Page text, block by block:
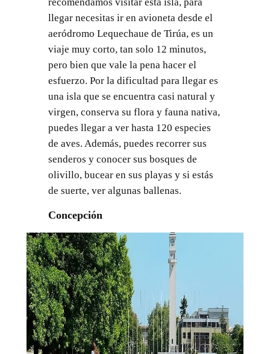
llegar necesitas ir en avioneta desde el
aeródromo Lequechaue de Tirúa, es un
viaje muy corto, tan solo 12 minutos,
pero bien que vale la pena hacer el
esfuerzo. Por la dificultad para llegar es
una isla que se encuentra casi natural y
virgen, conserva su flora y fauna nativa,
puedes llegar a ver hasta 120 especies
de aves. Además, puedes recorrer sus
senderos y conocer sus bosques de
olivillo, bucear en sus playas y si estás
de suerte, ver algunas ballenas.
Concepción